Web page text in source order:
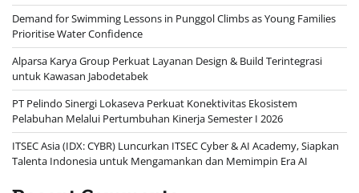
Demand for Swimming Lessons in Punggol Climbs as Young Families
Prioritise Water Confidence
Alparsa Karya Group Perkuat Layanan Design & Build Terintegrasi
untuk Kawasan Jabodetabek
PT Pelindo Sinergi Lokaseva Perkuat Konektivitas Ekosistem
Pelabuhan Melalui Pertumbuhan Kinerja Semester I 2026
ITSEC Asia (IDX: CYBR) Luncurkan ITSEC Cyber & AI Academy, Siapkan
Talenta Indonesia untuk Mengamankan dan Memimpin Era AI